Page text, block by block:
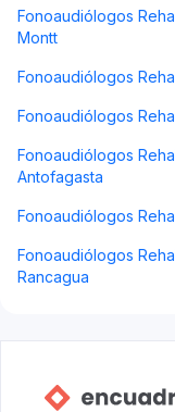
Fonoaudiólogos
Montt
Fonoaudiólogos
Fonoaudiólogos
Fonoaudiólogos
Antofagasta
Fonoaudiólogos
Fonoaudiólogos
Rancagua